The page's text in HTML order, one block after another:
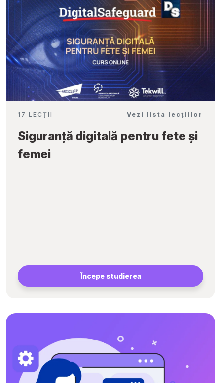
17 LECȚII Vezi lista lecțiilor
Siguranță digitală pentru fete și
femei
Începe studierea